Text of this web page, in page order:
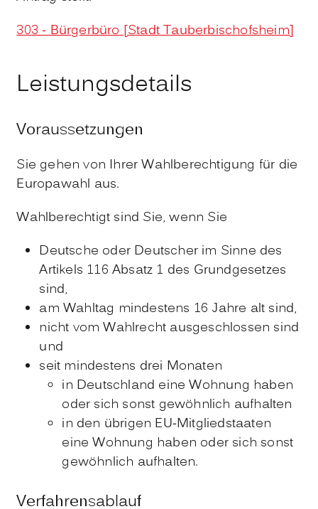
303 - Bürgerbüro [Stadt Tauberbischofsheim]
Leistungsdetails
Voraussetzungen
Sie gehen von Ihrer Wahlberechtigung für die
Europawahl aus.
Wahlberechtigt sind Sie, wenn Sie
Deutsche oder Deutscher im Sinne des
Artikels 116 Absatz 1 des Grundgesetzes
sind,
am Wahltag mindestens 16 Jahre alt sind,
nicht vom Wahlrecht ausgeschlossen sind
und
seit mindestens drei Monaten
in Deutschland eine Wohnung haben
oder sich sonst gewöhnlich aufhalten
in den übrigen EU-Mitgliedstaaten
eine Wohnung haben oder sich sonst
gewöhnlich aufhalten.
Verfahrensablauf